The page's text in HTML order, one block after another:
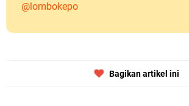
@lombokepo
Bagikan artikel ini